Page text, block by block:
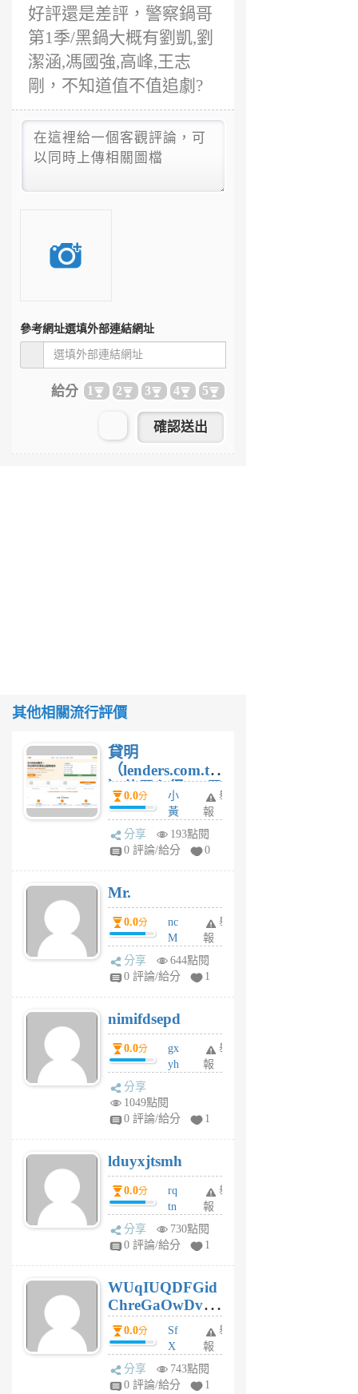
好評還是差評，警察鍋哥
第1季/黑鍋大概有劉凱,劉
潔涵,馮國強,高峰,王志
剛，不知道值不值追劇?
參考網址選填外部連結網址
給分 1 2 3 4 5
其他相關流行評價
貸明
（lenders.com.tw
）使用心得 — 民
間貸款比較平台
體驗
0.0分
小
黃
蜂
1
舉
報
分享
193點閱
0 評論/給分
0
Mr.
0.0分
nc
M
U
F
U
5
個
月
舉
報
分享
644點閱
0 評論/給分
1
nimifdsepd
0.0分
gx
yh
jl
月
前
舉
報
分享
1049點閱
0 評論/給分
1
lduyxjtsmh
0.0分
rq
tn
jt
gl
個
月
前
舉
報
分享
730點閱
0 評論/給分
1
WUqIUQDFGid
ChreGaOwDv
dY0.0分
Sf
X
Pe
Jc
舉
報
分享
743點閱
0 評論/給分
1